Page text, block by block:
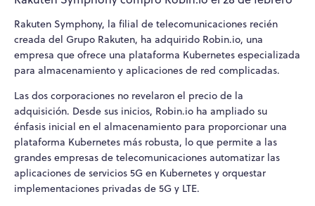
Rakuten Symphony, la filial de telecomunicaciones recién
creada del Grupo Rakuten, ha adquirido Robin.io, una
empresa que ofrece una plataforma Kubernetes especializada
para almacenamiento y aplicaciones de red complicadas.
Las dos corporaciones no revelaron el precio de la
adquisición. Desde sus inicios, Robin.io ha ampliado su
énfasis inicial en el almacenamiento para proporcionar una
plataforma Kubernetes más robusta, lo que permite a las
grandes empresas de telecomunicaciones automatizar las
aplicaciones de servicios 5G en Kubernetes y orquestar
implementaciones privadas de 5G y LTE.